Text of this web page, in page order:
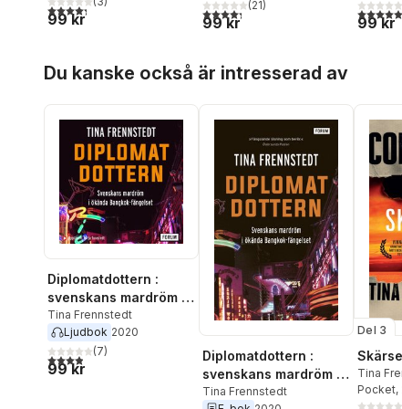
4,3utav 5 stjärnor. Totalt antal röster:
99 kr
4,3utav 5 stjärnor. Totalt antal röster:
(21)
99 kr
5,0utav
99 kr
Du kanske också är intresserad av
Diplomatdottern :
svenskans mardröm i
ökända Bangkok-
fängelset
Tina Frennstedt
Ljudbok 2020
3,9utav 5 stjärnor. Totalt antal röster:
(7)
99 kr
Diplomatdottern :
svenskans mardröm i
ökända Bangkok-
Tina Frennstedt
Del 3
Tina
Pocket,